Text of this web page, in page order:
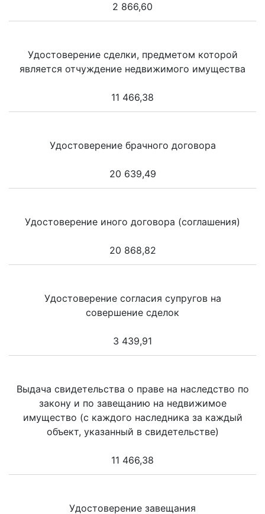
2 866,60
Удостоверение сделки, предметом которой
является отчуждение недвижимого имущества
11 466,38
Удостоверение брачного договора
20 639,49
Удостоверение иного договора (соглашения)
20 868,82
Удостоверение согласия супругов на
совершение сделок
3 439,91
Выдача свидетельства о праве на наследство по
закону и по завещанию на недвижимое
имущество (с каждого наследника за каждый
объект, указанный в свидетельстве)
11 466,38
Удостоверение завещания